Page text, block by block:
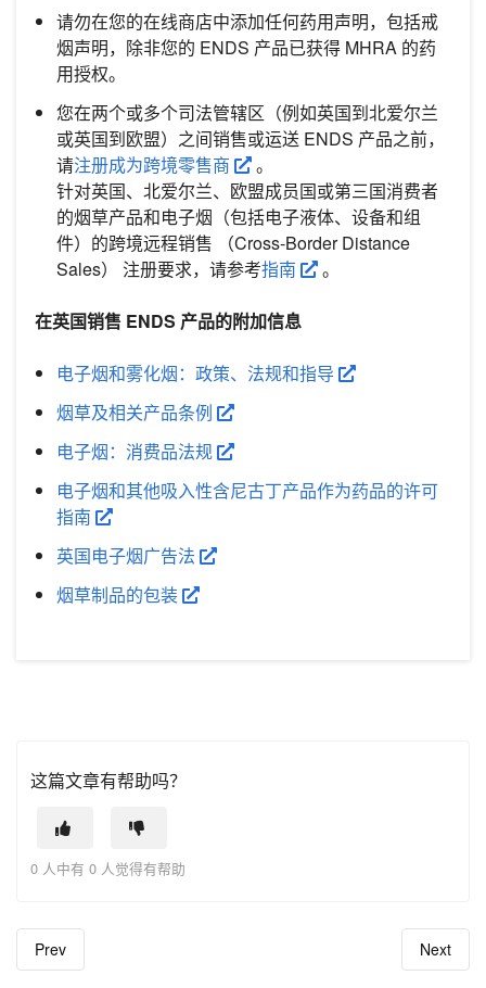
请勿在您的在线商店中添加任何药用声明，包括戒
烟声明，除非您的 ENDS 产品已获得 MHRA 的药
用授权。
您在两个或多个司法管辖区（例如英国到北爱尔兰
或英国到欧盟）之间销售或运送 ENDS 产品之前，
请注册成为跨境零售商
。
针对英国、北爱尔兰、欧盟成员国或第三国消费者
的烟草产品和电子烟（包括电子液体、设备和组
件）的跨境远程销售 （Cross-Border Distance
Sales） 注册要求，请参考指南 。
在英国销售 ENDS 产品的附加信息
电子烟和雾化烟：政策、法规和指导
烟草及相关产品条例
电子烟：消费品法规
电子烟和其他吸入性含尼古丁产品作为药品的许可
指南
英国电子烟广告法
烟草制品的包装
这篇文章有帮助吗？
0 人中有 0 人觉得有帮助
Prev Next